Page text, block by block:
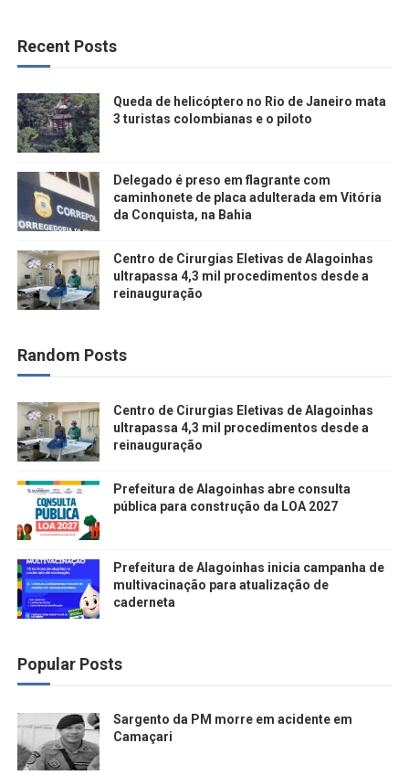
Recent Posts
Queda de helicóptero no Rio de Janeiro mata
3 turistas colombianas e o piloto
Delegado é preso em flagrante com
caminhonete de placa adulterada em Vitória
da Conquista, na Bahia
Centro de Cirurgias Eletivas de Alagoinhas
ultrapassa 4,3 mil procedimentos desde a
reinauguração
Random Posts
Centro de Cirurgias Eletivas de Alagoinhas
ultrapassa 4,3 mil procedimentos desde a
reinauguração
Prefeitura de Alagoinhas abre consulta
pública para construção da LOA 2027
Prefeitura de Alagoinhas inicia campanha de
multivacinação para atualização de
caderneta
Popular Posts
Sargento da PM morre em acidente em
Camaçari